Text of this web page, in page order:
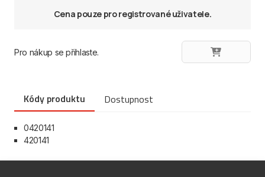
Cena pouze pro registrované uživatele.
Pro nákup se přihlaste.
Kódy produktu Dostupnost
0420141
420141